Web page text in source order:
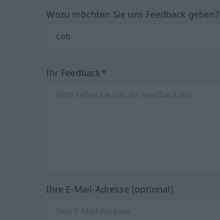
Wozu möchten Sie uns Feedback
Ihr Feedback*
Ihre E-Mail-Adresse (optional)